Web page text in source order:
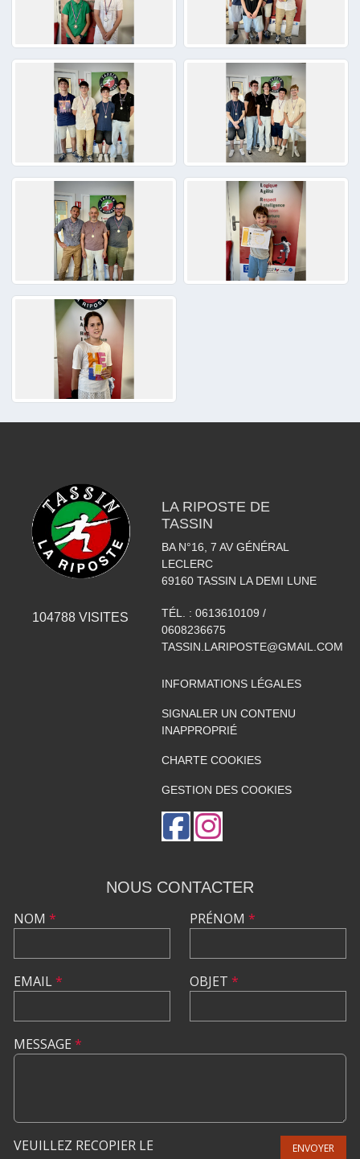
104788 VISITES
LA RIPOSTE DE
TASSIN
BA N°16, 7 AV GÉNÉRAL
LECLERC
69160 TASSIN LA DEMI LUNE
TÉL. : 0613610109 /
0608236675
TASSIN.LARIPOSTE@GMAIL.COM
INFORMATIONS LÉGALES
SIGNALER UN CONTENU
INAPPROPRIÉ
CHARTE COOKIES
GESTION DES COOKIES
NOUS CONTACTER
NOM *
EMAIL*
PRÉNOM *
OBJET *
MESSAGE *
VEUILLEZ RECOPIER LE
ENVOYER